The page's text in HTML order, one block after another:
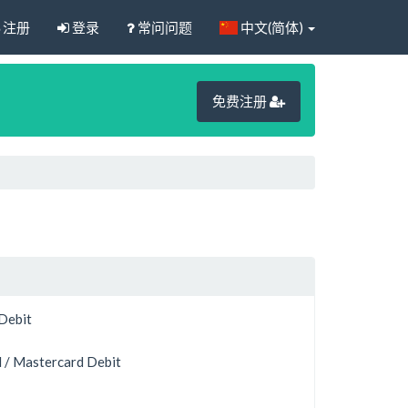
注册 登录 常问问题 中文(简体)
免费注册
/ Mastercard Debit